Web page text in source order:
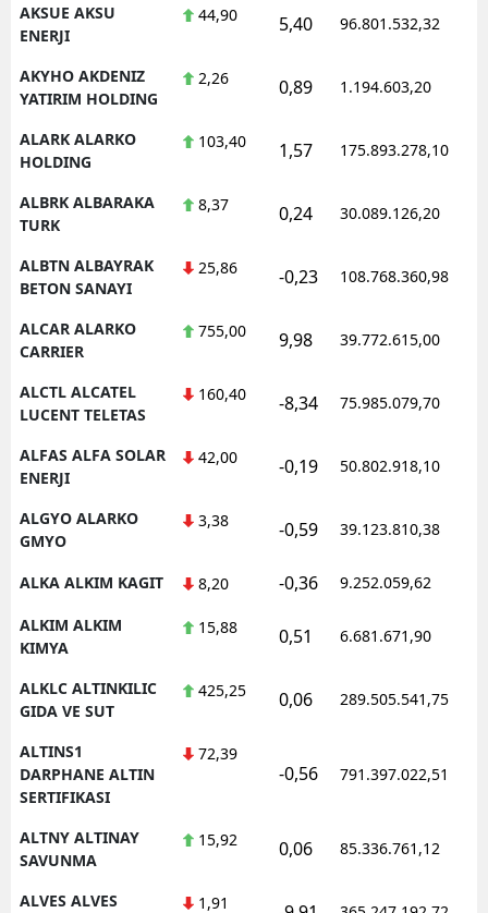
AKSUE AKSU
ENERJI
44,90 5,40 96.801.532,32
AKYHO AKDENIZ
YATIRIM HOLDING
2,26 0,89 1.194.603,20
ALARK ALARKO
HOLDING
103,40 1,57 175.893.278,10
ALBRK ALBARAKA
TURK
8,37 0,24 30.089.126,20
ALBTN ALBAYRAK
BETON SANAYI
25,86 -0,23 108.768.360,98
ALCAR ALARKO
CARRIER
755,00 9,98 39.772.615,00
ALCTL ALCATEL
LUCENT TELETAS
160,40 -8,34 75.985.079,70
ALFAS ALFA SOLAR
ENERJI
42,00 -0,19 50.802.918,10
ALGYO ALARKO
GMYO
3,38 -0,59 39.123.810,38
ALKA ALKIM KAGIT 8,20 -0,36 9.252.059,62
ALKIM ALKIM
KIMYA
15,88 0,51 6.681.671,90
ALKLC ALTINKILIC
GIDA VE SUT
425,25 0,06 289.505.541,75
ALTINS1
DARPHANE ALTIN
SERTIFIKASI
72,39
-0,56 791.397.022,51
ALTNY ALTINAY
SAVUNMA
15,92 0,06 85.336.761,12
ALVES ALVES
1,91